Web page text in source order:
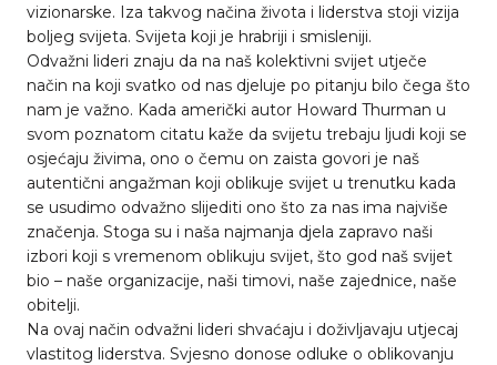
vizionarske. Iza takvog načina života i liderstva stoji vizija
boljeg svijeta. Svijeta koji je hrabriji i smisleniji.
Odvažni lideri znaju da na naš kolektivni svijet utječe
način na koji svatko od nas djeluje po pitanju bilo čega što
nam je važno. Kada američki autor Howard Thurman u
svom poznatom citatu kaže da svijetu trebaju ljudi koji se
osjećaju živima, ono o čemu on zaista govori je naš
autentični angažman koji oblikuje svijet u trenutku kada
se usudimo odvažno slijediti ono što za nas ima najviše
značenja. Stoga su i naša najmanja djela zapravo naši
izbori koji s vremenom oblikuju svijet, što god naš svijet
bio – naše organizacije, naši timovi, naše zajednice, naše
obitelji.
Na ovaj način odvažni lideri shvaćaju i doživljavaju utjecaj
vlastitog liderstva. Svjesno donose odluke o oblikovanju